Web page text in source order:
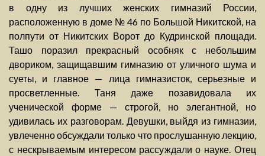
в одну из лучших женских гимназий России,
расположенную в доме № 46 по Большой Никитской, на
полпути от Никитских Ворот до Кудринской площади.
Ташо поразил прекрасный особняк с небольшим
двориком, защищавшим гимназию от уличного шума и
суеты, и главное — лица гимназисток, серьезные и
просветленные. Таня даже позавидовала их
ученической форме — строгой, но элегантной, но
удивилась их разговорам. Девушки, выйдя из гимназии,
увлеченно обсуждали только что прослушанную лекцию,
с нескрываемым интересом рассуждали о науке. Отец